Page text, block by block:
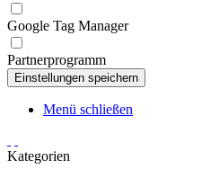
Google Tag Manager
Partnerprogramm
Menü schließen
Kategorien